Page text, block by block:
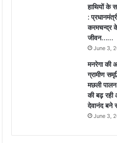
हाथियों के
:
करमचन्द्र के
जीवन……
June 3,
मनरेगा की
ग्रामीण
मछली
की बढ़
देवानंद बने
June 3,